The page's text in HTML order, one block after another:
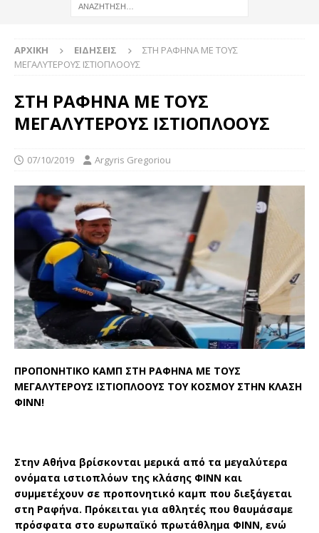
ΑΡΧΙΚΉ ΕΙΔΉΣΕΙΣ
ΣΤΗ ΡΑΦΗΝΑ ΜΕ ΤΟΥΣ
ΜΕΓΑΛΥΤΕΡΟΥΣ ΙΣΤΙΟΠΛΟΟΥΣ
ΣΤΗ ΡΑΦΗΝΑ ΜΕ ΤΟΥΣ
ΜΕΓΑΛΥΤΕΡΟΥΣ ΙΣΤΙΟΠΛΟΟΥΣ
07/10/2019 Argyris Gregoriou
ΠΡΟΠΟΝΗΤΙΚΟ ΚΑΜΠ ΣΤΗ ΡΑΦΗΝΑ ΜΕ ΤΟΥΣ
ΜΕΓΑΛΥΤΕΡΟΥΣ ΙΣΤΙΟΠΛΟΟΥΣ ΤΟΥ ΚΟΣΜΟΥ ΣΤΗΝ ΚΛΑΣΗ
ΦΙΝΝ!
Στην Αθήνα βρίσκονται μερικά από τα μεγαλύτερα
ονόματα ιστιοπλόων της κλάσης ΦΙΝΝ και
συμμετέχουν σε προπονητικό καμπ που διεξάγεται
στη Ραφήνα. Πρόκειται για αθλητές που θαυμάσαμε
πρόσφατα στο ευρωπαϊκό πρωτάθλημα ΦΙΝΝ, ενώ